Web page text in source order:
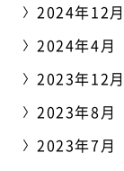
2024年12月
2024年4月
2023年12月
2023年8月
2023年7月